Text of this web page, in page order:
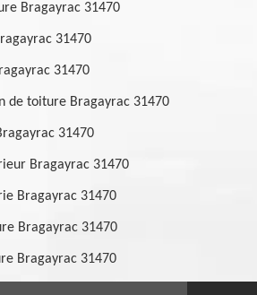
Bragayrac 31470
31470
31470
de toiture Bragayrac 31470
31470
Bragayrac 31470
Bragayrac 31470
Bragayrac 31470
Bragayrac 31470